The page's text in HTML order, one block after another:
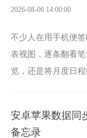
2026-08-06 14:00:00
不少人在用手机便
表视图，逐条翻看
览，还是将月度日
安卓苹果数据同
备忘录